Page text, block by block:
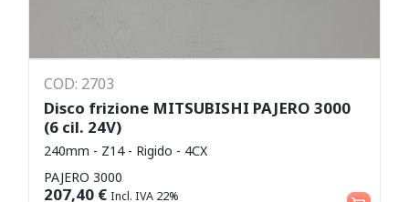
COD: 2703
Disco frizione MITSUBISHI PAJERO 3000
(6 cil. 24V)
240mm - Z14 - Rigido - 4CX
PAJERO 3000
207,40 € Incl. IVA 22% Aggiungi al carrello